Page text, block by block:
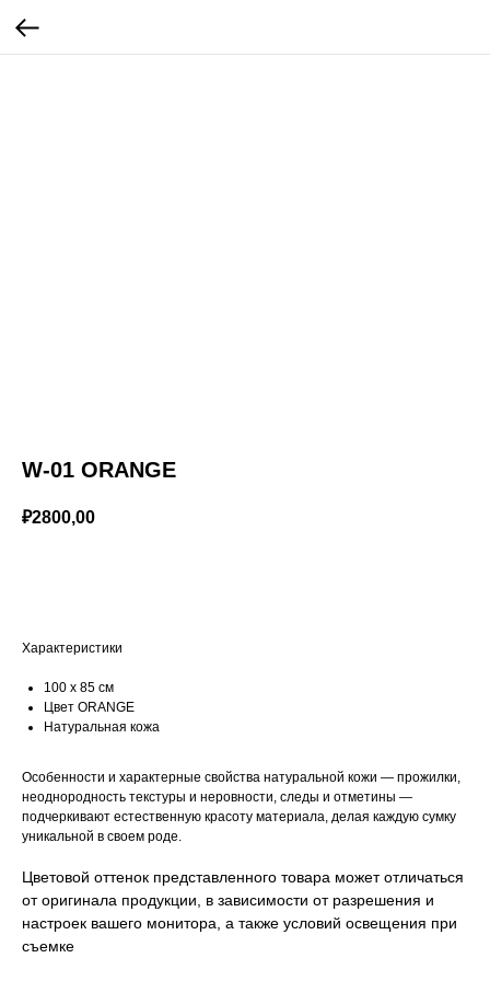
W-01 ORANGE
₽2800,00
Характеристики
100 x 85 см
Цвет ORANGE
Натуральная кожа
Особенности и характерные свойства натуральной кожи — прожилки,
неоднородность текстуры и неровности, следы и отметины —
подчеркивают естественную красоту материала, делая каждую сумку
уникальной в своем роде.
Цветовой оттенок представленного товара может отличаться
от оригинала продукции, в зависимости от разрешения и
настроек вашего монитора, а также условий освещения при
съемке